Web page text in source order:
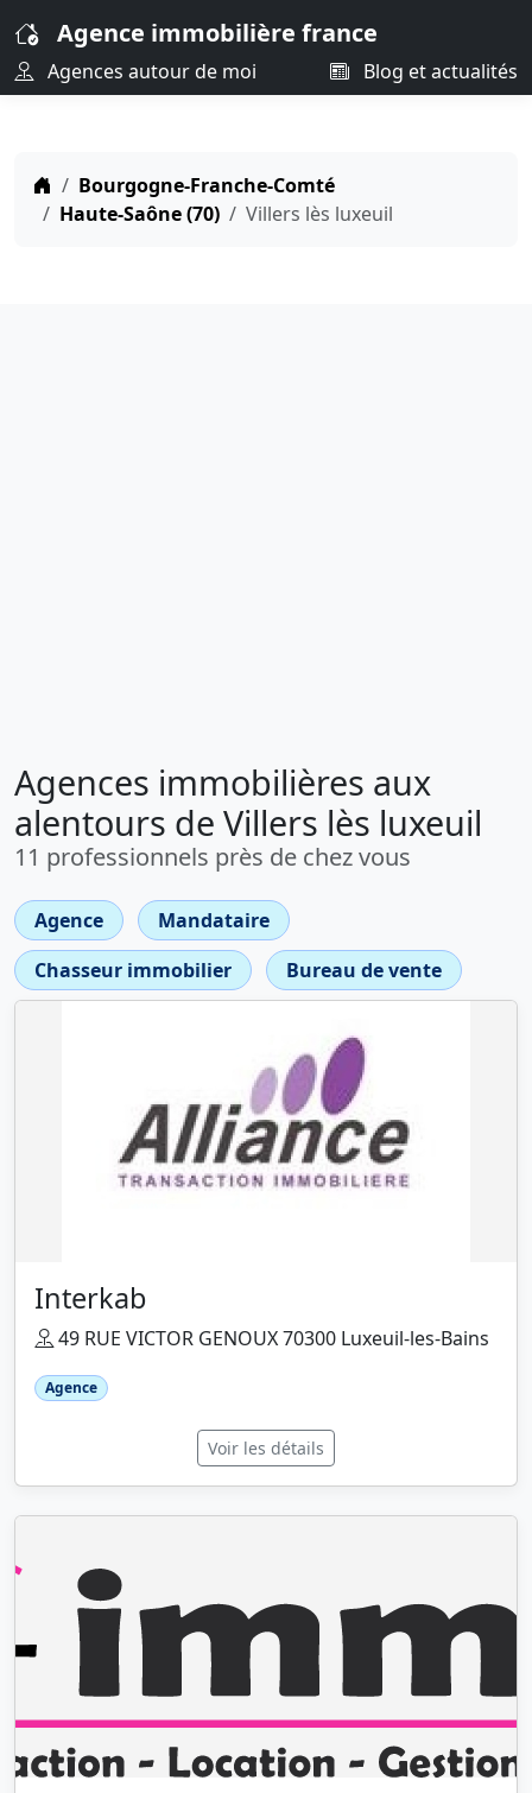
Agence immobilière france
Agences autour de moi Blog et actualités
Bourgogne-Franche-Comté
Haute-Saône (70)
Villers lès luxeuil
Agences immobilières aux
alentours de Villers lès luxeuil
11 professionnels près de chez vous
Agence
Mandataire
Chasseur immobilier
Bureau de vente
Interkab
49 RUE VICTOR GENOUX 70300 Luxeuil-les-Bains
Agence
Voir les détails